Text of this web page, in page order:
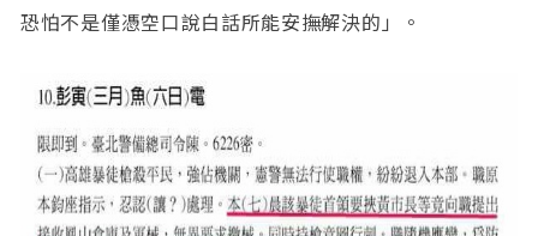
恐怕不是僅憑空口說白話所能安撫解決的」。